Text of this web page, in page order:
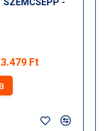
3.479 Ft